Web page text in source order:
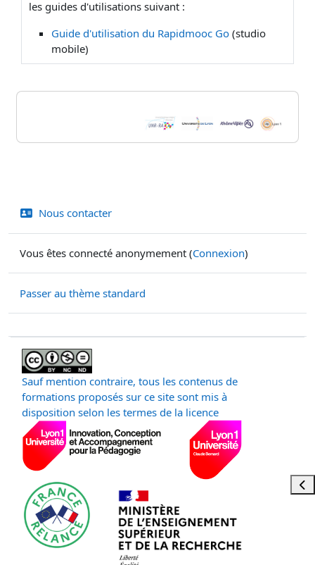
les guides d'utilisations suivant :
Guide d'utilisation du Rapidmooc Go (studio
mobile)
Blocs
Nous contacter
Vous êtes connecté anonymement (Connexion)
Passer au thème standard
Sauf mention contraire, tous les contenus de
formations proposés sur ce site sont mis à
disposition selon les termes de la licence